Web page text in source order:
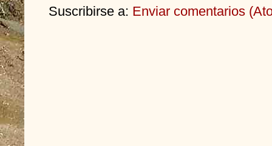
Suscribirse a: Enviar comentarios